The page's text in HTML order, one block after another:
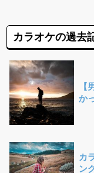
カラオケの過去
か
カ
ン